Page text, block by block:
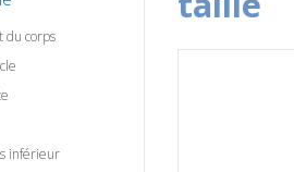
du corps
inférieur